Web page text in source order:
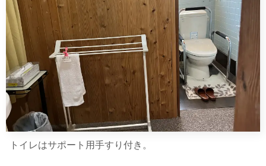
トイレはサポート用手すり付き。